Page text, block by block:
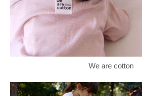
We are cotton